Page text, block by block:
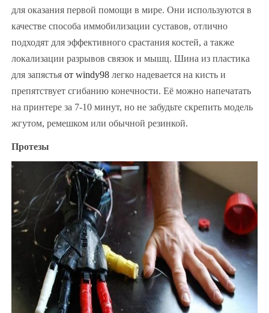
для оказания первой помощи в мире. Они используются в
качестве способа иммобилизации суставов, отлично
подходят для эффективного срастания костей, а также
локализации разрывов связок и мышц. Шина из пластика
для запястья от windy98 легко надевается на кисть и
препятствует сгибанию конечности. Её можно напечатать
на принтере за 7-10 минут, но не забудьте скрепить модель
жгутом, ремешком или обычной резинкой.
Протезы